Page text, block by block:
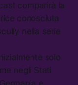
comparirà la
conosciuta
nella serie
solo
negli Stati